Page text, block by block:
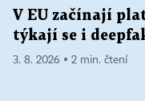
V EU začínají
týkají se i
3. 8. 2026 ▪ 2 min. čtení